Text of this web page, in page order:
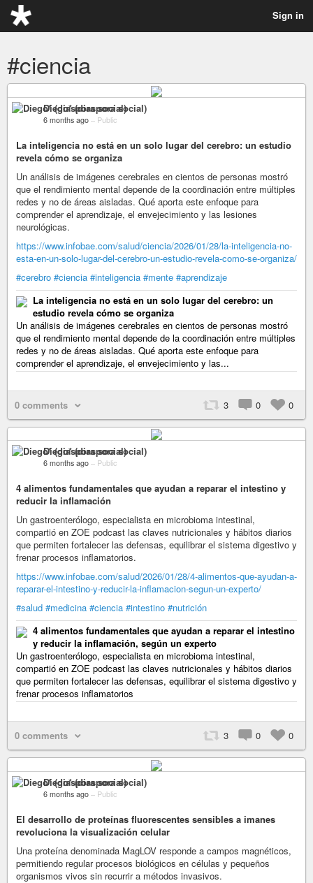
Sign in
#ciencia
Diego* (diaspora social)
6 months ago – Public
La inteligencia no está en un solo lugar del cerebro: un estudio
revela cómo se organiza
Un análisis de imágenes cerebrales en cientos de personas mostró
que el rendimiento mental depende de la coordinación entre múltiples
redes y no de áreas aisladas. Qué aporta este enfoque para
comprender el aprendizaje, el envejecimiento y las lesiones
neurológicas.
https://www.infobae.com/salud/ciencia/2026/01/28/la-inteligencia-no-
esta-en-un-solo-lugar-del-cerebro-un-estudio-revela-como-se-organiza/
#cerebro #ciencia #inteligencia #mente #aprendizaje
La inteligencia no está en un solo lugar del cerebro: un
estudio revela cómo se organiza
Un análisis de imágenes cerebrales en cientos de personas mostró
que el rendimiento mental depende de la coordinación entre múltiples
redes y no de áreas aisladas. Qué aporta este enfoque para
comprender el aprendizaje, el envejecimiento y las...
0 comments 3 0 0
Diego* (diaspora social)
6 months ago – Public
4 alimentos fundamentales que ayudan a reparar el intestino y
reducir la inflamación
Un gastroenterólogo, especialista en microbioma intestinal,
compartió en ZOE podcast las claves nutricionales y hábitos diarios
que permiten fortalecer las defensas, equilibrar el sistema digestivo y
frenar procesos inflamatorios.
https://www.infobae.com/salud/2026/01/28/4-alimentos-que-ayudan-a-
reparar-el-intestino-y-reducir-la-inflamacion-segun-un-experto/
#salud #medicina #ciencia #intestino #nutrición
4 alimentos fundamentales que ayudan a reparar el intestino
y reducir la inflamación, según un experto
Un gastroenterólogo, especialista en microbioma intestinal,
compartió en ZOE podcast las claves nutricionales y hábitos diarios
que permiten fortalecer las defensas, equilibrar el sistema digestivo y
frenar procesos inflamatorios
0 comments 3 0 0
Diego* (diaspora social)
6 months ago – Public
El desarrollo de proteínas fluorescentes sensibles a imanes
revoluciona la visualización celular
Una proteína denominada MagLOV responde a campos magnéticos,
permitiendo regular procesos biológicos en células y pequeños
organismos vivos sin recurrir a métodos invasivos.